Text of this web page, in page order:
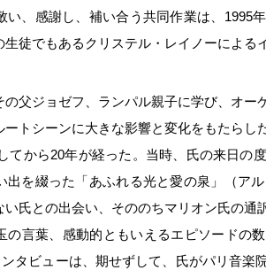
い、感謝し、補い合う共同作業は、1995
徒でもあるクリステル・レイノーによる
の父ジョゼフ、ランパル親子に学び、オー
トシーンに大きな影響と変化をもたらし
てから20年が経った。当時、氏の来日の
出を綴った「あふれる光と愛の泉」（ア
い氏との出会い、そののちマリオン氏の通
の言葉、感動的ともいえるエピソード
タビューは、期せずして、氏がパリ音楽